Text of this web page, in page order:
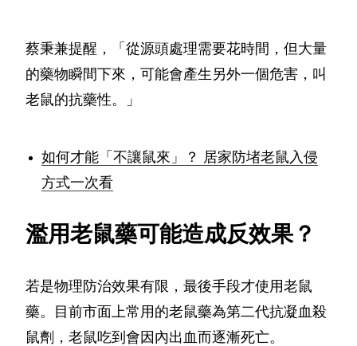
蔡秉兼提醒，「從源頭處理需要花時間，但大量
的藥物瞬間下來，可能會產生另外一個危害，叫
老鼠的抗藥性。」
如何才能「不讓鼠來」？ 居家防堵老鼠入侵
方式一次看
濫用老鼠藥可能造成反效果？
若是物理防治效果有限，最後手段才使用老鼠
藥。目前市面上常用的老鼠藥為第二代抗凝血殺
鼠劑，老鼠吃到會因內出血而逐漸死亡。